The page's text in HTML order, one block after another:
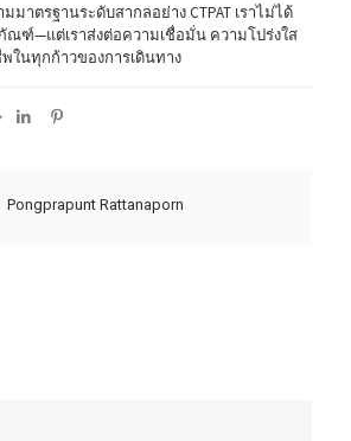
มาตรฐานระดับสากลอย่าง CTPAT เราไม่ได้
ณฑ์—แต่เราส่งต่อความเชื่อมั่น ความโปร่งใส
ในทุกก้าวของการเดินทาง
Pongprapunt Rattanaporn